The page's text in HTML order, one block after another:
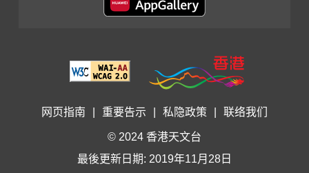
网页指南 重要告示 私隐政策 联络我们
© 2024 香港天文台
最後更新日期: 2019年11月28日